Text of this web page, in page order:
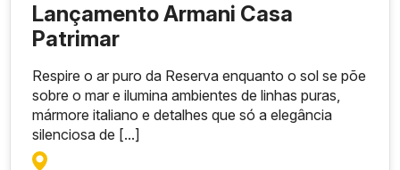
Lançamento Armani Casa
Patrimar
Respire o ar puro da Reserva enquanto o sol se põe
sobre o mar e ilumina ambientes de linhas puras,
mármore italiano e detalhes que só a elegância
silenciosa de [...]